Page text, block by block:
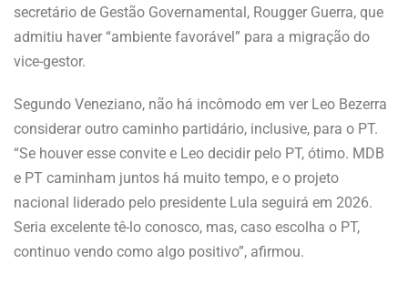
secretário de Gestão Governamental, Rougger Guerra, que
admitiu haver “ambiente favorável” para a migração do
vice-gestor.
Segundo Veneziano, não há incômodo em ver Leo Bezerra
considerar outro caminho partidário, inclusive, para o PT.
“Se houver esse convite e Leo decidir pelo PT, ótimo. MDB
e PT caminham juntos há muito tempo, e o projeto
nacional liderado pelo presidente Lula seguirá em 2026.
Seria excelente tê-lo conosco, mas, caso escolha o PT,
continuo vendo como algo positivo”, afirmou.